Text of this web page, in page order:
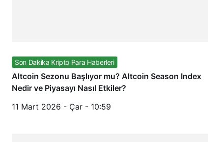
Son Dakika Kripto Para Haberleri
Altcoin Sezonu Başlıyor mu? Altcoin Season Index
Nedir ve Piyasayı Nasıl Etkiler?
11 Mart 2026 - Çar - 10:59